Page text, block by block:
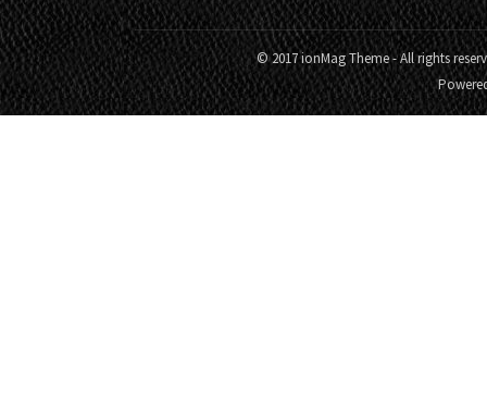
© 2017 ionMag Theme - All rights